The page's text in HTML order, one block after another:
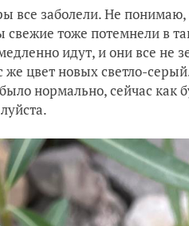
заболели. Не понимаю,
свежие тоже потемнели в
идут, и они все не
цвет новых светло-
нормально, сейчас как